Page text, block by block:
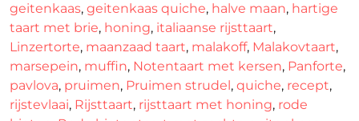
geitenkaas, geitenkaas quiche, halve maan, hartige
taart met brie, honing, italiaanse rijsttaart,
Linzertorte, maanzaad taart, malakoff, Malakovtaart,
marsepein, muffin, Notentaart met kersen, Panforte,
pavlova, pruimen, Pruimen strudel, quiche, recept,
rijstevlaai, Rijsttaart, rijsttaart met honing, rode